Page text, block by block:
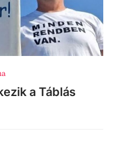
a Táblás